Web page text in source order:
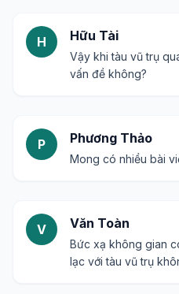
H Hữu Tài
Vậy khi tàu vũ trụ
vấn đề không?
P Phương Thảo
Mong có nhiều bài
V Văn Toàn
Bức xạ không gian
lạc với tàu vũ trụ